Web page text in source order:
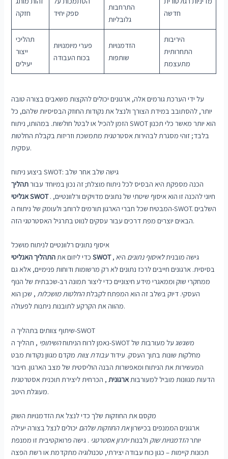
חזקה
ספק יחיד
התרחבות
גלובליות
חדשה
תהליכי
ייצור
יעילים
פערי מיומנויות
בכוח העבודה
הזדמנויות
שותפות
היריבות
התחרותית
מתעצמת
על ידי הערכת גורמים אלה, ארגונים יכולים להקצות משאבים בצורה טובה
יותר, להסתובב במידת הצורך ולנצל את נקודות החוזק הבסיסיות שלהם, כל
הזמן להכיל או לבטל חולשות. במהותו, ניתוח SWOT הוא יותר מאשר כלי תכנון
בלבד; זוהי מסגרת לבהירות אסטרטגית מתמשכת וזריזות בקבלת החלטות
עסקית.
ביצוע ניתוח SWOT: גישה שלב אחר שלב
הכנה מספקת היא הבסיס לכל ניתוח מוצלח; זה נכון במיוחד עבורתהליך
אנליטי SWOT. חיוני להכנה זו הוא איסוף שיטתי של נתונים מדויקים ורלוונטיים,
המבטיח שכל חברי הארגון תורמים לרוחב ולעומק של ניתוח ה-SWOT. השלבים
הבאים יוצרים מפת דרכים עבור עסקים לנווט בתרגיל האסטרטגי הזה.
איסוף נתונים רלוונטיים לניתוח מושכל
כדי ליזום את התהליך האנליטי SWOT , גישה מובניתלאיסוף נתונים היא
בסיסית. ארגונים חייבים לרכז נתונים לא רק מרשומות ודוחות פנימיים, אלא גם
ממחקרי שוק וממאגרי מידע חיצוניים כדי ליצור תמונה רב-שכבתית של הנוף
העסקי. דיוק בשלב זה הוא המפתח לקבלתהחלטות מושכלות, שכן הוא
מהווה את הקרקע לתובנות ניתנות לפעולה.
שיתוף צוותים בתהליך ה-SWOT
נאמן לרוח הניתוחהשיתופי , תהליך ה-SWOT משגשג על מעורבות של
מחלקות שונות בתוך העסק. עידודעבודת צוות מקדם מגוון נקודות מבט
המעשירות את הניתוח ומאפשרות הבנה הוליסטית של מצב הארגון. חיבור
הדעות מגוונות מוביל למעורבות ארגונית, הכרחית ליצירת תוכנית אסטרטגית
מעוגלת היטב.
מקסם את החוזקות שלך כדי לנצל את הזדמנויות השוק
ארגונים הממנפים בכישרוןאת החוזקות שלהם יכולים לנצל בצורה יעילה
יותרהזדמנויות שוק ולבנותיתרון אסטרטגי . גישה פרואקטיבית זו ממנפת
תכונות קיימות – כגון כוח עבודה יצירתי, טכנולוגיה מתקדמת או רשת הפצה